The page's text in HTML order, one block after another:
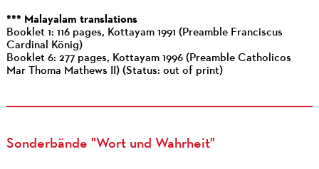
*** Malayalam translations
Booklet 1: 116 pages, Kottayam 1991 (Preamble Franciscus
Cardinal König)
Booklet 6: 277 pages, Kottayam 1996 (Preamble Catholicos
Mar Thoma Mathews II) (Status: out of print)
Sonderbände "Wort und Wahrheit"